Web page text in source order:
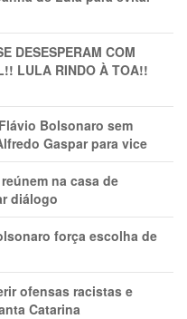
DESESPERAM COM
LULA RINDO À TOA!!
Bolsonaro sem
Gaspar para vice
na casa de
diálogo
força escolha de
ofensas racistas e
Catarina